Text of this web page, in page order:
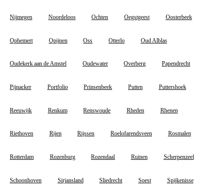
Nijmegen Noordeloos Ochten Oegstgeest Oosterbeek
Ophemert Opijnen Oss Otterlo Oud Alblas
Oudekerk aan de Amstel Oudewater Overberg Papendrecht
Pijnacker Portfolio Prinsenbeek Putten Puttershoek
Reeuwijk Renkum Renswoude Rheden Rhenen
Riethoven Rijen Rijssen Roelofarendsveen Rosmalen
Rotterdam Rozenburg Rozendaal Ruinen Scherpenzeel
Schoonhoven Sirjansland Sliedrecht Soest Spijkenisse